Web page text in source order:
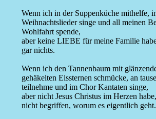
Wenn ich in der Suppenküche mithelfe,
Weihnachtslieder singe und all meinen
Wohlfahrt spende,
aber keine LIEBE für meine Familie
gar nichts.
Wenn ich den Tannenbaum mit
gehäkelten Eissternen schmücke, an
teilnehme und im Chor Kantaten singe,
aber nicht Jesus Christus im Herzen
nicht begriffen, worum es eigentlich geht.